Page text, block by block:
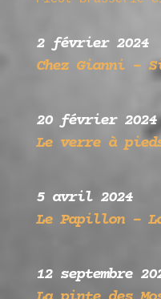
2 février 2024
Chez Gianni –
20 février 2024
Le verre à
5 avril 2024
Le Papillon –
12 septembre